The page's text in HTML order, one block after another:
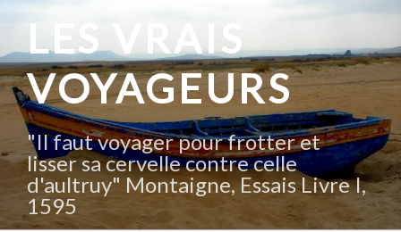
contenu
principal
LES VRAIS
VOYAGEURS
"Il faut voyager pour frotter et
lisser sa cervelle contre celle
d'aultruy" Montaigne, Essais Livre I,
1595